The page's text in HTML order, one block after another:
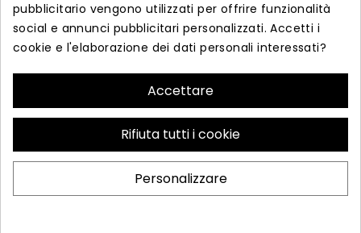
La Nostra Azienda
Dicono Di Noi
Iscriviti alla newsletter
Iscriviti per ricevere offerte esclusive e vendite in anteprima.
pubblicitario vengono utilizzati per offrire funzionalità
social e annunci pubblicitari personalizzati. Accetti i
cookie e l'elaborazione dei dati personali interessati?
Accettare
Rifiuta tutti i cookie
Personalizzare